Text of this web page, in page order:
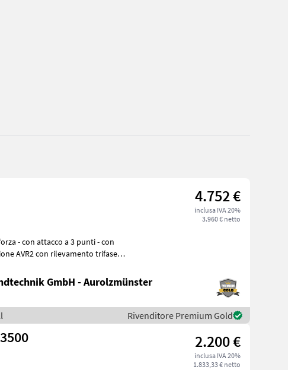
4.752 €
inclusa IVA 20%
3.960 € netto
AVR2 con rilevamento trifase
GmbH - Aurolzmünster
Rivenditore Premium Gold
2.200 €
inclusa IVA 20%
1.833,33 € netto